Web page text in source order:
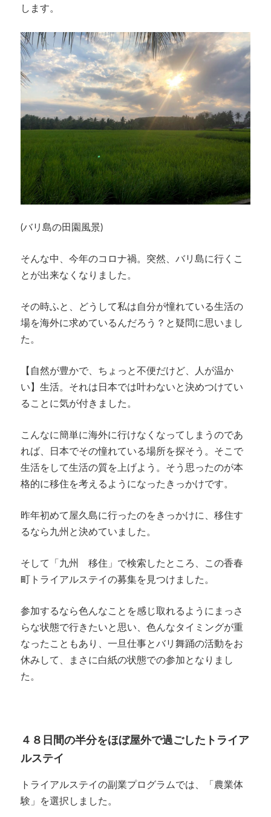
します。
(バリ島の田園風景)
そんな中、今年のコロナ禍。突然、バリ島に行くこ
とが出来なくなりました。
その時ふと、どうして私は自分が憧れている生活の
場を海外に求めているんだろう？と疑問に思いまし
た。
【自然が豊かで、ちょっと不便だけど、人が温か
い】生活。それは日本では叶わないと決めつけてい
ることに気が付きました。
こんなに簡単に海外に行けなくなってしまうのであ
れば、日本でその憧れている場所を探そう。そこで
生活をして生活の質を上げよう。そう思ったのが本
格的に移住を考えるようになったきっかけです。
昨年初めて屋久島に行ったのをきっかけに、移住す
るなら九州と決めていました。
そして「九州 移住」で検索したところ、この香春
町トライアルステイの募集を見つけました。
参加するなら色んなことを感じ取れるようにまっさ
らな状態で行きたいと思い、色んなタイミングが重
なったこともあり、一旦仕事とバリ舞踊の活動をお
休みして、まさに白紙の状態での参加となりまし
た。
４８日間の半分をほぼ屋外で過ごしたトライア
ルステイ
トライアルステイの副業プログラムでは、「農業体
験」を選択しました。